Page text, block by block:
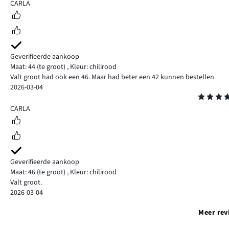
5
CARLA
Geverifieerde aankoop
Maat: 44 (te groot) , Kleur: chilirood
Valt groot had ook een 46. Maar had beter een 42 kunnen bestellen
2026-03-04
5
CARLA
Geverifieerde aankoop
Maat: 46 (te groot) , Kleur: chilirood
Valt groot.
2026-03-04
Meer